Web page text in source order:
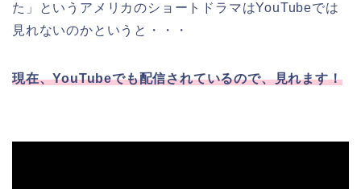
た」というアメリカのショートドラマはYouTubeでは
見れないのかというと・・・
現在、YouTubeでも配信されているので、見れます！